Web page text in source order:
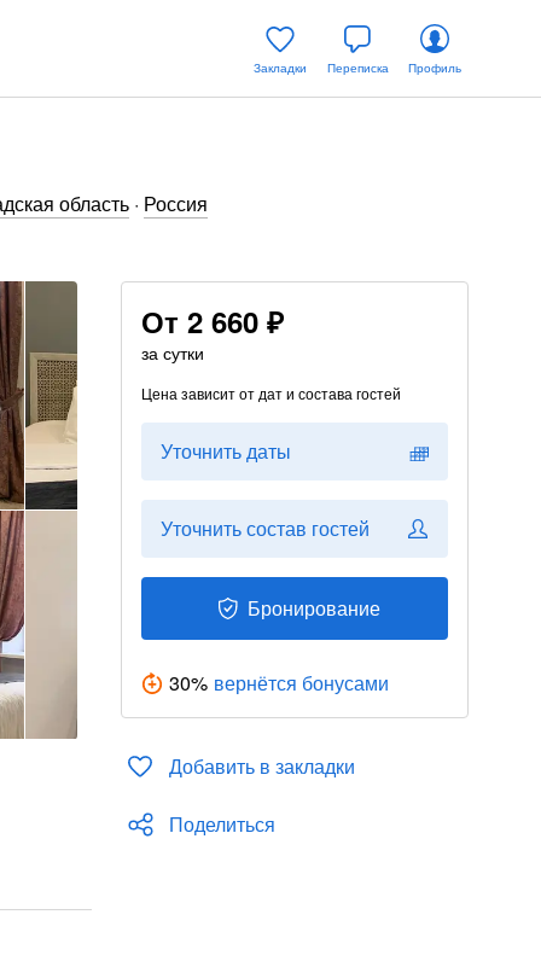
Закладки Переписка Профиль
область · Россия
От 2 660 ₽
за сутки
Цена зависит от дат и состава гостей
Уточнить даты
Уточнить состав гостей
Бронирование
30% вернётся бонусами
Добавить в закладки
Поделиться